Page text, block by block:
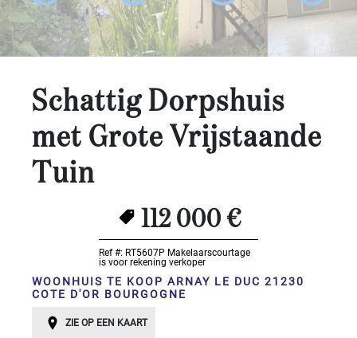
Slaapkamers:
3-5
6-
10
SPECIFICEER
Staat
onderhoud:
Schattig Dorpshuis
met Grote Vrijstaande
Tuin
112 000 €
Ref #: RT5607P Makelaarscourtage
is voor rekening verkoper
WOONHUIS TE KOOP ARNAY LE DUC 21230
COTE D'OR BOURGOGNE
ZIE OP EEN KAART